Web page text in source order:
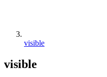
visible
visible